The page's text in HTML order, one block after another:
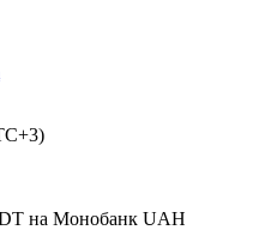
на Монобанк UAH